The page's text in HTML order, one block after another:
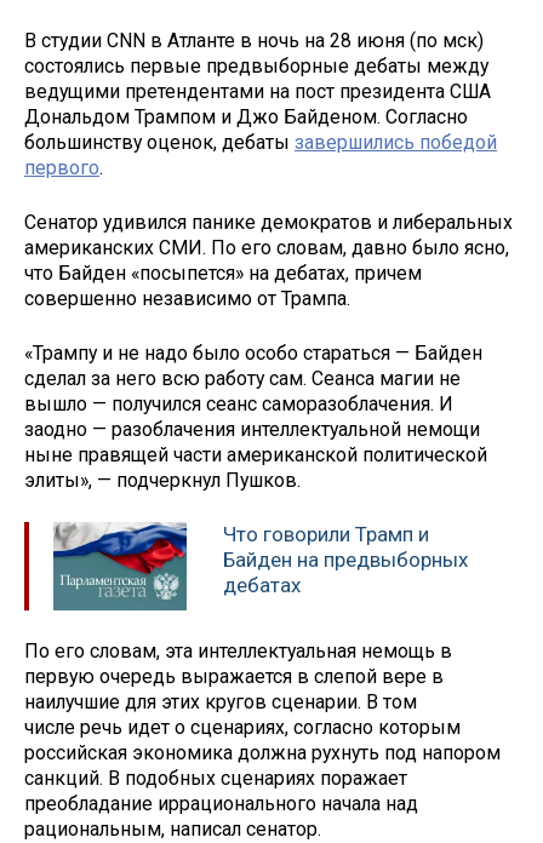
В студии CNN в Атланте в ночь на 28 июня (по мск)
состоялись первые предвыборные дебаты между
ведущими претендентами на пост президента США
Дональдом Трампом и Джо Байденом. Согласно
большинству оценок, дебаты завершились победой
первого.
Сенатор удивился панике демократов и либеральных
американских СМИ. По его словам, давно было ясно,
что Байден «посыпется» на дебатах, причем
совершенно независимо от Трампа.
«Трампу и не надо было особо стараться — Байден
сделал за него всю работу сам. Сеанса магии не
вышло — получился сеанс саморазоблачения. И
заодно — разоблачения интеллектуальной немощи
ныне правящей части американской политической
элиты», — подчеркнул Пушков.
Что говорили Трамп и
Байден на предвыборных
дебатах
По его словам, эта интеллектуальная немощь в
первую очередь выражается в слепой вере в
наилучшие для этих кругов сценарии. В том
числе речь идет о сценариях, согласно которым
российская экономика должна рухнуть под напором
санкций. В подобных сценариях поражает
преобладание иррационального начала над
рациональным, написал сенатор.